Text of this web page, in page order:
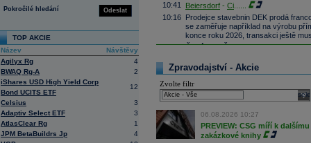
Odeslat
Pokročilé hledání
TOP AKCIE
Název
Návštěvy
Agilyx Rg
4
BWAQ Rg-A
2
iShares USD High Yield Corp
Bond UCITS ETF
12
Celsius
3
Adaptiv Select ETF
3
AtlasClear Rg
1
JPM BetaBuildrs Jp
4
10:41
Beiersdorf - Ci
10:16 Prodejce stavebnin DEK prodá
se zaměřuje například na výrobu
konce roku 2026, transakci ještě
10:05 Čistý zisk ČSOB vzrostl na 10,2
aktivních klientů meziročně o 71
9:58 SoftBank oznámila za 1Q čistý zisk
9:46 Nintendo oznámilo za 1Q provozní
(Bloomberg)
9:23 MercadoLibre oznámil za 2Q čisté
(Bloomberg)
9:09
ČR: Průmyslová výrobav červnu
předchozímu poklesu o 1,0 %
Zpravodajství - Akcie
Zvolte filtr
06.08.2026 10:27
PREVIEW: CSG míří k
zakázkové knihy